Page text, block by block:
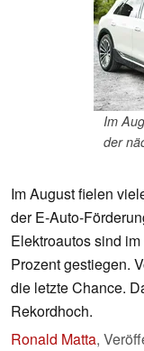
Im
der
Im August fielen
der E-Auto-
Elektroautos sind
Prozent gestiegen.
die letzte Chance.
Rekordhoch.
Ronald Matta,